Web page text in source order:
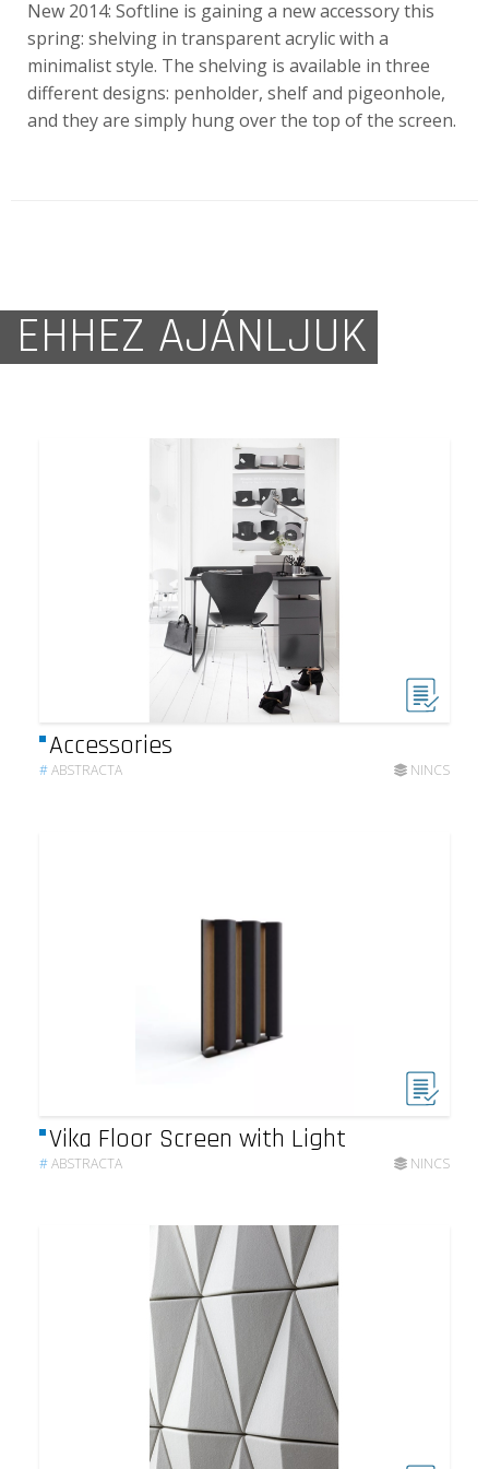
New 2014: Softline is gaining a new accessory this
spring: shelving in transparent acrylic with a
minimalist style. The shelving is available in three
different designs: penholder, shelf and pigeonhole,
and they are simply hung over the top of the screen.
EHHEZ AJÁNLJUK
Accessories
#ABSTRACTA NINCS
Vika Floor Screen with Light
#ABSTRACTA NINCS